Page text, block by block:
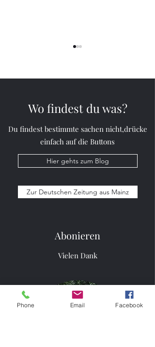
Wo findest du was?
Du findest bestimmte sachen nicht,drücke
einfach auf die Buttons
Hier gehts zum Blog
Zur Deutschen Zeitung aus Mainz
Abonieren
Vielen Dank
Phone Email Facebook